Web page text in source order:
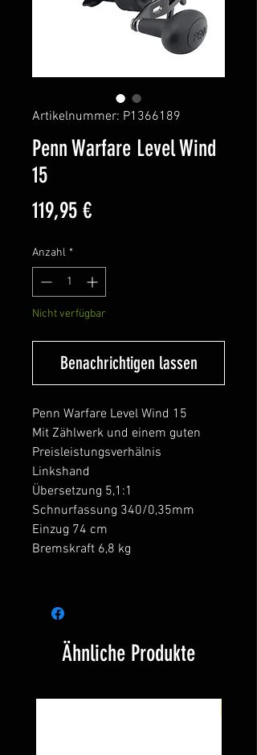
Artikelnummer: P1366189
Penn Warfare Level Wind
15
119,95 €Preis
Anzahl *
Nicht verfügbar
Benachrichtigen lassen
Penn Warfare Level Wind 15
Mit Zählwerk und einem guten
Preisleistungsverhälnis
Linkshand
Übersetzung 5,1:1
Schnurfassung 340/0,35mm
Einzug 74 cm
Bremskraft 6,8 kg
Ähnliche Produkte